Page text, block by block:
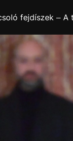
fejdíszek –